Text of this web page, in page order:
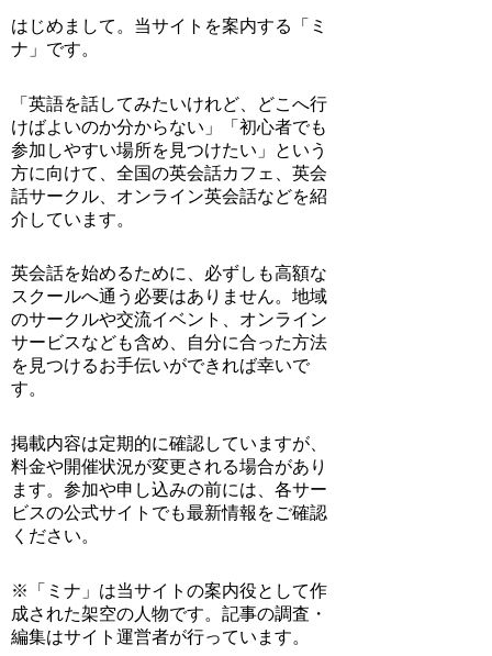
はじめまして。当サイトを案内する「ミ
ナ」です。
「英語を話してみたいけれど、どこへ行
けばよいのか分からない」「初心者でも
参加しやすい場所を見つけたい」という
方に向けて、全国の英会話カフェ、英会
話サークル、オンライン英会話などを紹
介しています。
英会話を始めるために、必ずしも高額な
スクールへ通う必要はありません。地域
のサークルや交流イベント、オンライン
サービスなども含め、自分に合った方法
を見つけるお手伝いができれば幸いで
す。
掲載内容は定期的に確認していますが、
料金や開催状況が変更される場合があり
ます。参加や申し込みの前には、各サー
ビスの公式サイトでも最新情報をご確認
ください。
※「ミナ」は当サイトの案内役として作
成された架空の人物です。記事の調査・
編集はサイト運営者が行っています。